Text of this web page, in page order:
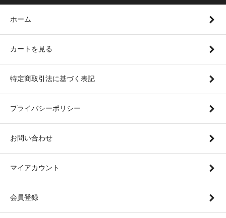
ホーム
カートを見る
特定商取引法に基づく表記
プライバシーポリシー
お問い合わせ
マイアカウント
会員登録